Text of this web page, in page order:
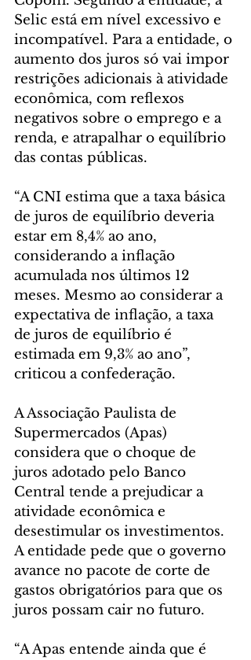
Selic está em nível excessivo e
incompatível. Para a entidade, o
aumento dos juros só vai impor
restrições adicionais à atividade
econômica, com reflexos
negativos sobre o emprego e a
renda, e atrapalhar o equilíbrio
das contas públicas.
“A CNI estima que a taxa básica
de juros de equilíbrio deveria
estar em 8,4% ao ano,
considerando a inflação
acumulada nos últimos 12
meses. Mesmo ao considerar a
expectativa de inflação, a taxa
de juros de equilíbrio é
estimada em 9,3% ao ano”,
criticou a confederação.
A Associação Paulista de
Supermercados (Apas)
considera que o choque de
juros adotado pelo Banco
Central tende a prejudicar a
atividade econômica e
desestimular os investimentos.
A entidade pede que o governo
avance no pacote de corte de
gastos obrigatórios para que os
juros possam cair no futuro.
“A Apas entende ainda que é